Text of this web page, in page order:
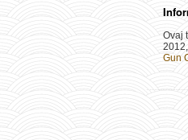
Ovaj
Gun